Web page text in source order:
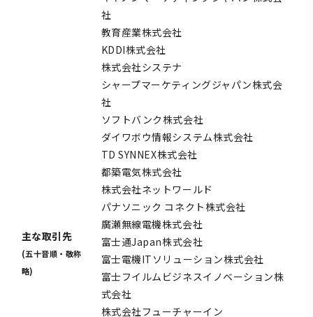
主な取引先
(五十音順・敬称
略)
社
教育産業株式会社
KDDI株式会社
株式会社システナ
シャープマーケティングジャパン株式会
社
ソフトバンク株式会社
ダイワボウ情報システム株式会社
TD SYNNEX株式会社
都築電気株式会社
株式会社ネットワールド
パナソニック コネクト株式会社
廣瀬無線電機株式会社
富士通Japan株式会社
富士電機ITソリューション株式会社
富士フイルムビジネスイノベーション株
式会社
株式会社フューチャーイン